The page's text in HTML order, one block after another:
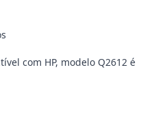
com HP, modelo Q2612 é